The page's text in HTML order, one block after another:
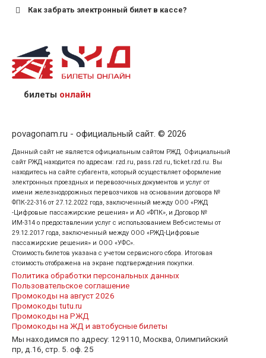
Как забрать электронный билет в кассе?
назвав кассиру 14-значный номер заказа;
предъявив удостоверение личности пассажира, на
кого оформлен билет.
билеты онлайн
povagonam.ru - официальный сайт. © 2026
Данный сайт не является официальным сайтом РЖД. Официальный
сайт РЖД находится по адресам: rzd.ru, pass.rzd.ru, ticket.rzd.ru. Вы
находитесь на сайте субагента, который осуществляет оформление
электронных проездных и перевозочных документов и услуг от
имени железнодорожных перевозчиков на основании договора №
ФПК-22-316 от 27.12.2022 года, заключенный между ООО «РЖД
-Цифровые пассажирские решения» и АО «ФПК», и Договор №
ИМ-314 о предоставлении услуг с использованием Веб-системы от
29.12.2017 года, заключенный между ООО «РЖД-Цифровые
пассажирские решения» и ООО «УФС».
Стоимость билетов указана с учетом сервисного сбора. Итоговая
стоимость отображена на экране подтверждения покупки.
Политика обработки персональных данных
Пользовательское соглашение
Промокоды на август 2026
Промокоды tutu.ru
Промокоды на РЖД
Промокоды на ЖД и автобусные билеты
Мы находимся по адресу: 129110, Москва, Олимпийский
пр, д.16, стр. 5. оф. 25